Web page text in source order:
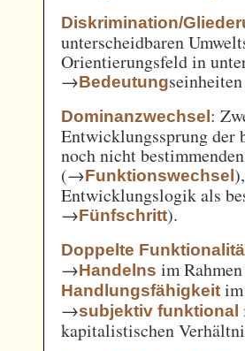
Diskrimination/
unterscheidbaren
Orientierungsfeld in
→Bedeutung
Dominanzwechsel:
Entwicklungssprung der
noch nicht
(→Funktionswechsel
Entwicklungslogik als
→Fünfschritt).
Doppelte
→Handelns im
Handlungsfähigkeit
→subjektiv funktional
kapitalistischen